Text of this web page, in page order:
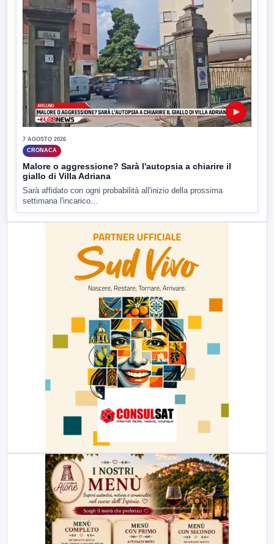
▶
7 AGOSTO 2026
CRONACA
Malore o aggressione? Sarà l'autopsia a chiarire il
giallo di Villa Adriana
Sarà affidato con ogni probabilità all'inizio della prossima
settimana l'incarico...